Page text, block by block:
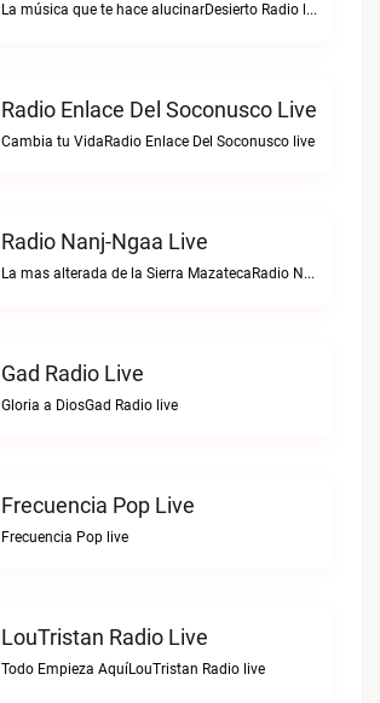
La música que te hace alucinarDesierto Radio live
Radio Enlace Del Soconusco Live
Cambia tu VidaRadio Enlace Del Soconusco live
Radio Nanj-Ngaa Live
La mas alterada de la Sierra MazatecaRadio Nanj-Ngaa live
Gad Radio Live
Gloria a DiosGad Radio live
Frecuencia Pop Live
Frecuencia Pop live
LouTristan Radio Live
Todo Empieza AquíLouTristan Radio live